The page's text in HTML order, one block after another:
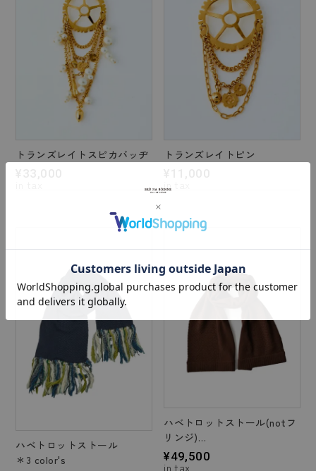
トランズレイトスピカバッヂ
トランズレイトピン
ハベトロットストール
＊3 color's
ハベトロットストール(notフ
リンジ)
＊3 color's
¥49,500